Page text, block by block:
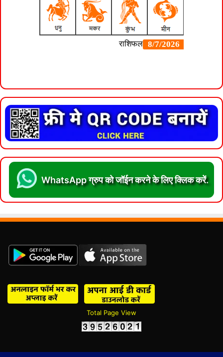
WhatsApp ग्रुप को जॉईन करने के लिए क्लिक करें.
Total Page View